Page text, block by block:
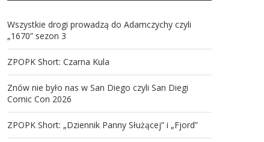
Wszystkie drogi prowadzą do Adamczychy czyli
„1670” sezon 3
ZPOPK Short: Czarna Kula
Znów nie było nas w San Diego czyli San Diegi
Comic Con 2026
ZPOPK Short: „Dziennik Panny Służącej” i „Fjord”